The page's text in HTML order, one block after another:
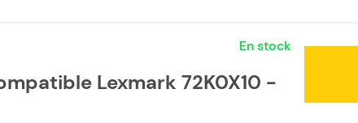
En stock
Lexmark 72K0X10 -